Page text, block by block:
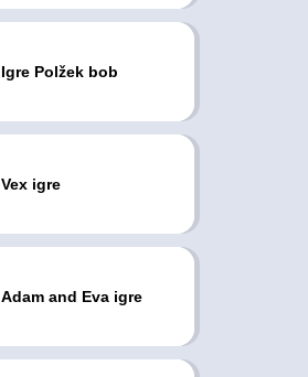
Igre Polžek bob
Vex igre
Adam and Eva igre